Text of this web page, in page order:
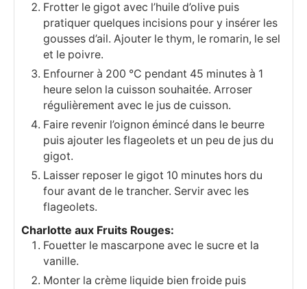
Frotter le gigot avec l’huile d’olive puis
pratiquer quelques incisions pour y insérer les
gousses d’ail. Ajouter le thym, le romarin, le sel
et le poivre.
Enfourner à 200 °C pendant 45 minutes à 1
heure selon la cuisson souhaitée. Arroser
régulièrement avec le jus de cuisson.
Faire revenir l’oignon émincé dans le beurre
puis ajouter les flageolets et un peu de jus du
gigot.
Laisser reposer le gigot 10 minutes hors du
four avant de le trancher. Servir avec les
flageolets.
Charlotte aux Fruits Rouges:
Fouetter le mascarpone avec le sucre et la
vanille.
Monter la crème liquide bien froide puis